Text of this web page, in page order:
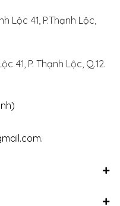
Lộc 41, P.Thạnh Lộc,
41, P. Thạnh Lộc, Q.12.